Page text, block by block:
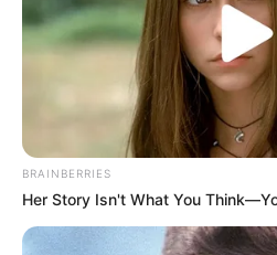
Προσομοίωση της
μετά το Πάσχα πρόκειται
από τον εφέτη ανακριτή
της συνεχιζόμενης
σιδηροδρομικό δυστύχημα
ζωή σε57 ανθρώπους.
BRAINBERRIES
Her Story Isn't What You